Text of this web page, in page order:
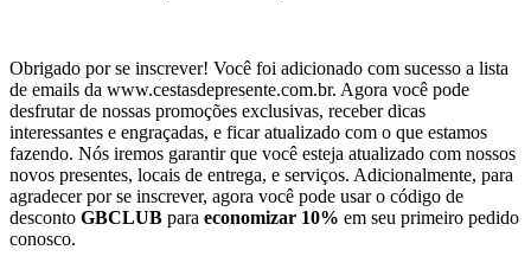
Obrigado por se inscrever! Você foi adicionado com sucesso a lista
de emails da www.cestasdepresente.com.br. Agora você pode
desfrutar de nossas promoções exclusivas, receber dicas
interessantes e engraçadas, e ficar atualizado com o que estamos
fazendo. Nós iremos garantir que você esteja atualizado com nossos
novos presentes, locais de entrega, e serviços. Adicionalmente, para
agradecer por se inscrever, agora você pode usar o código de
desconto GBCLUB para economizar 10% em seu primeiro pedido
conosco.